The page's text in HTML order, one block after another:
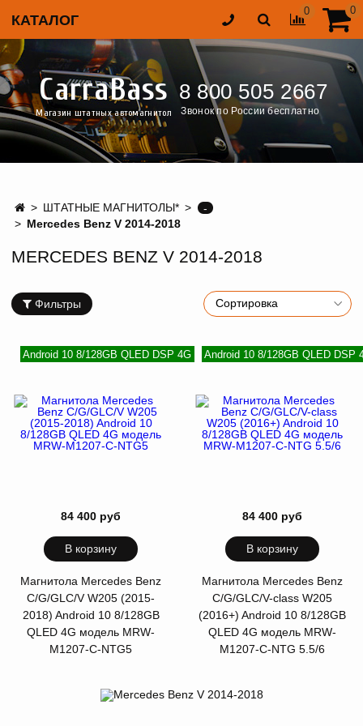
КАТАЛОГ
0 0
CarraBass
Магазин штатных автомагнитол
8 800 505 2667
Звонок по России бесплатно
ШТАТНЫЕ МАГНИТОЛЫ*
-
Mercedes Benz V 2014-2018
MERCEDES BENZ V 2014-2018
Фильтры
Android 10 8/128GB QLED DSP 4G
84 400 руб
В корзину
Магнитола Mercedes Benz
С/G/GLC/V W205 (2015-
2018) Android 10 8/128GB
QLED 4G модель MRW-
M1207-C-NTG5
Android 10 8/128GB QLED DSP
84 400 руб
В корзину
Магнитола Mercedes Benz
С/G/GLC/V-class W205
(2016+) Android 10 8/128GB
QLED 4G модель MRW-
M1207-C-NTG 5.5/6